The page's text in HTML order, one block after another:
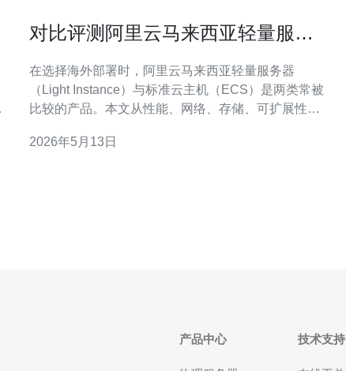
对比评测阿里云马来西亚轻量服务
在选择海外部署时，阿里云马来西亚轻量服务器
（Light Instance）与标准云主机（ECS）是两类常被
比较的产品。本文从性能、网络、存储、可扩展性、
应用场景做出更合适的决策。 定位与适用场景上，轻
2026年5月13日
产品中心 技术支持